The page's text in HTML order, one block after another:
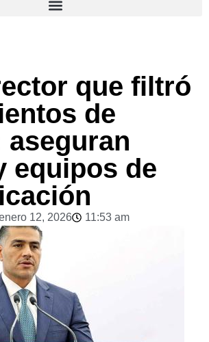
que filtró
de
aseguran
equipos de
12, 2026 11:53 am